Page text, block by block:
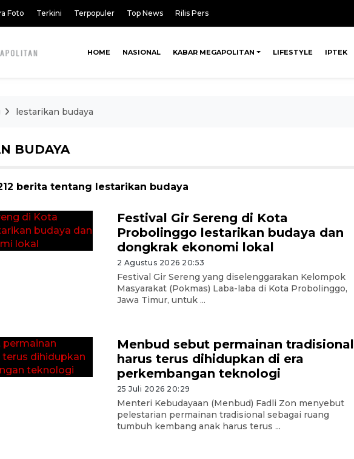
Foto Terkini Terpopuler Top News Rilis Pers
HOME NASIONAL KABAR MEGAPOLITAN LIFESTYLE IPTEK
lestarikan budaya
BUDAYA
berita tentang lestarikan budaya
Festival Gir Sereng di Kota
Probolinggo lestarikan budaya dan
dongkrak ekonomi lokal
2 Agustus 2026 20:53
Festival Gir Sereng yang diselenggarakan Kelompok
Masyarakat (Pokmas) Laba-laba di Kota Probolinggo,
Jawa Timur, untuk ...
Menbud sebut permainan tradisional
harus terus dihidupkan di era
perkembangan teknologi
25 Juli 2026 20:29
Menteri Kebudayaan (Menbud) Fadli Zon menyebut
pelestarian permainan tradisional sebagai ruang
tumbuh kembang anak harus terus ...